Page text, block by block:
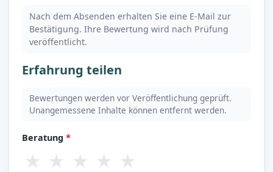
Nach dem Absenden erhalten Sie eine E-Mail zur
Bestätigung. Ihre Bewertung wird nach Prüfung
veröffentlicht.
Erfahrung teilen
Bewertungen werden vor Veröffentlichung geprüft.
Unangemessene Inhalte können entfernt werden.
Beratung*
★ ★ ★ ★ ★